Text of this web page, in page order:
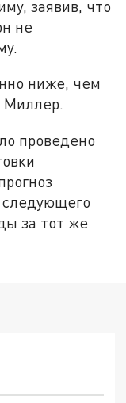
заявив, что
не
ниже, чем
Миллер.
проведено
следующего
за тот же